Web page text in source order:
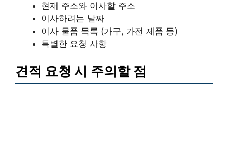
현재 주소와 이사할 주소
이사하려는 날짜
이사 물품 목록 (가구, 가전 제품 등)
특별한 요청 사항
견적 요청 시 주의할 점